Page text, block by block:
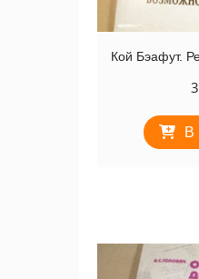
Кой Бэафут.
В